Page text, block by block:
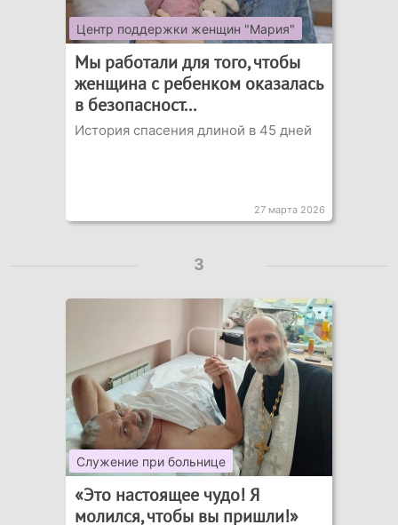
Центр поддержки женщин "Мария"
Мы работали для того, чтобы
женщина с ребенком оказалась
в безопасност...
История спасения длиной в 45 дней
27 марта 2026
3
Служение при больнице
«Это настоящее чудо! Я
молился, чтобы вы пришли!»